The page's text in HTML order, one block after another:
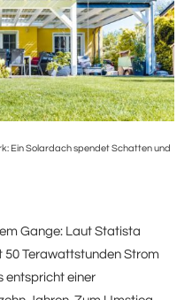
Ein Solardach spendet Schatten und
Gange: Laut Statista
50 Terawattstunden Strom
entspricht einer